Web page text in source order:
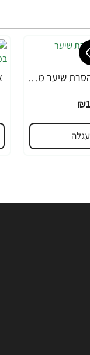
אורנה 19 קרם להסרת שיער מהפנים 80 גרם